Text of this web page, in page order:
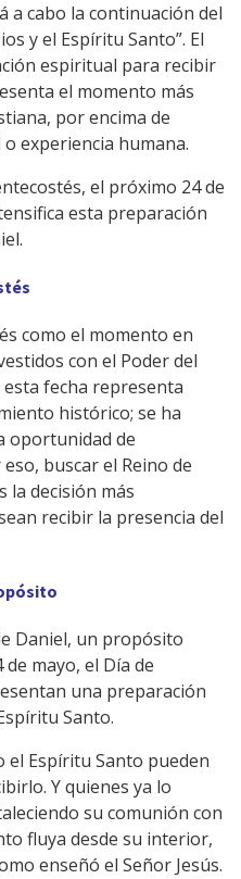
a cabo la continuación del
y el Espíritu Santo”. El
espiritual para recibir
el momento más
por encima de
experiencia humana.
el próximo 24 de
esta preparación
como el momento en
con el Poder del
fecha representa
histórico; se ha
oportunidad de
buscar el Reino de
la decisión más
recibir la presencia del
Daniel, un propósito
mayo, el Día de
una preparación
Santo.
el Espíritu Santo pueden
Y quienes ya lo
su comunión con
fluya desde su interior,
enseñó el Señor Jesús.